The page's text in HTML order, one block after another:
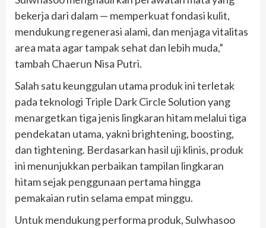
bekerja dari dalam — memperkuat fondasi kulit,
mendukung regenerasi alami, dan menjaga vitalitas
area mata agar tampak sehat dan lebih muda,”
tambah Chaerun Nisa Putri.
Salah satu keunggulan utama produk ini terletak
pada teknologi Triple Dark Circle Solution yang
menargetkan tiga jenis lingkaran hitam melalui tiga
pendekatan utama, yakni brightening, boosting,
dan tightening. Berdasarkan hasil uji klinis, produk
ini menunjukkan perbaikan tampilan lingkaran
hitam sejak penggunaan pertama hingga
pemakaian rutin selama empat minggu.
Untuk mendukung performa produk, Sulwhasoo